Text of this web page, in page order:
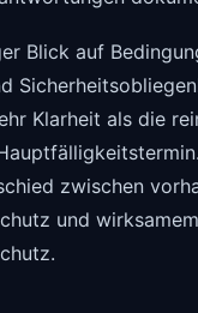
Blick auf
Klarheit als die
zwischen
und wirksamem